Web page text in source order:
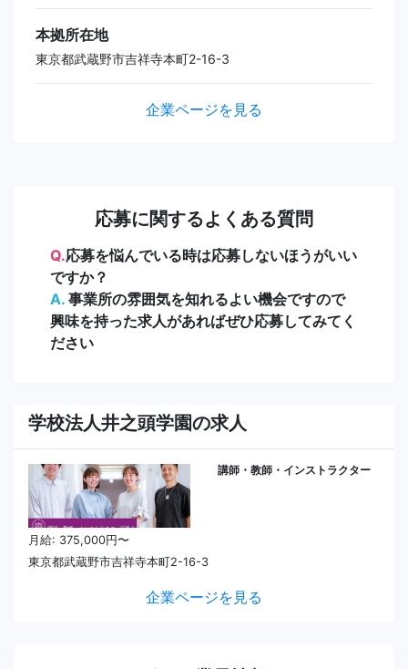
本拠所在地
東京都武蔵野市吉祥寺本町2-16-3
企業ページを見る
応募に関するよくある質問
Q.応募を悩んでいる時は応募しないほうがいい
ですか？
A. 事業所の雰囲気を知れるよい機会ですので
興味を持った求人があればぜひ応募してみてく
ださい
学校法人井之頭学園の求人
講師・教師・インストラクター
月給: 375,000円〜
東京都武蔵野市吉祥寺本町2-16-3
企業ページを見る